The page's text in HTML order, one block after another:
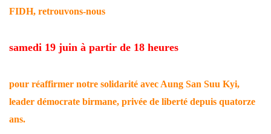
FIDH, retrouvons-nous
samedi 19 juin à partir de 18 heures
pour réaffirmer notre solidarité avec Aung San Suu Kyi,
leader démocrate birmane, privée de liberté depuis quatorze
ans.